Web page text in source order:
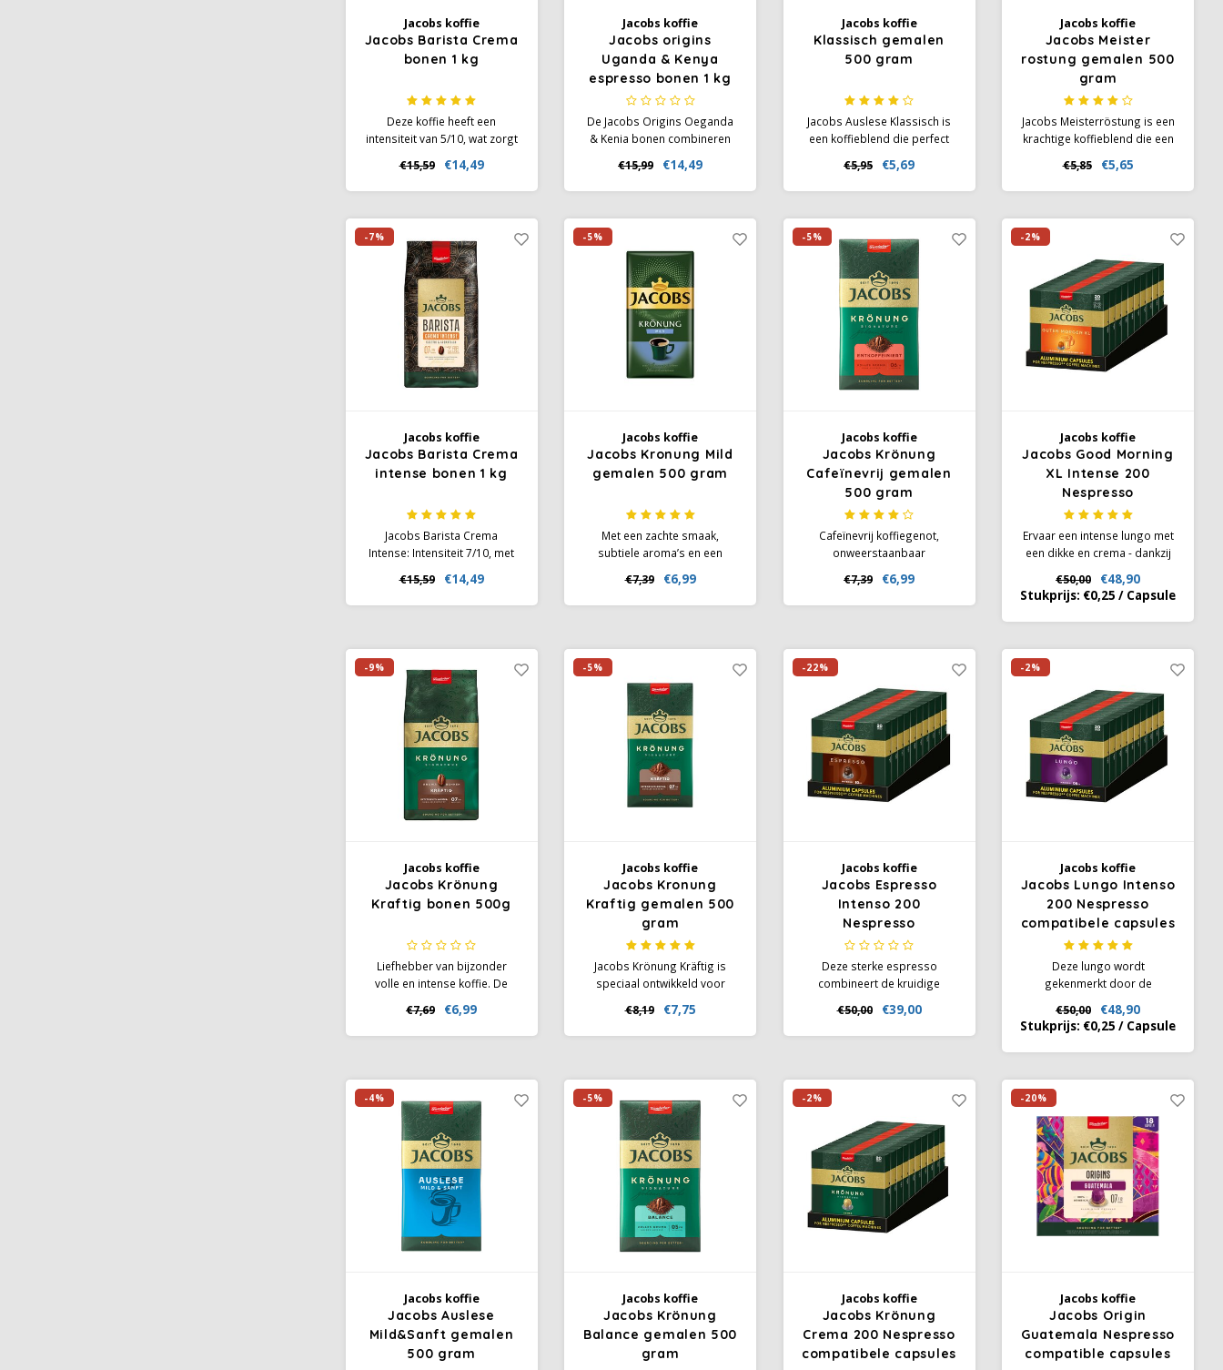
Jacobs koffie
Jacobs Barista Crema
bonen 1 kg
Deze koffie heeft een
intensiteit van 5/10, wat zorgt
uitgebalanceerde
smaakervaring. Het
verfrissende citrus-tonen, die
de koffie een lichte frisheid
geven.
€15,59 €14,49
Jacobs koffie
Jacobs origins
Uganda & Kenya
espresso bonen 1 kg
De Jacobs Origins Oeganda
& Kenia bonen combineren
van Oeganda met de
verfijnde notige en fruitige
uitgebalanceerde koffie viert
de unieke kenmerken van 2
van de gerenommeerde
Afrikaanse koffieregio’s.
€15,99 €14,49
Jacobs koffie
Klassisch gemalen
500 gram
Jacobs Auslese Klassisch is
een koffieblend die perfect
evenwichtige en mild-
aromatische koffie. Met een
deze koffie een fijne balans
van aroma en smaak, zonder
overheersende zuren of
bitterheid.
€5,95 €5,69
Jacobs koffie
Jacobs Meister
rostung gemalen 500
gram
Jacobs Meisterröstung is een
krachtige koffieblend die een
speciaal ontwikkeld voor
koffieliefhebbers die houden
€5,85 €5,65
-7%
Jacobs koffie
Jacobs Barista Crema
intense bonen 1 kg
Jacobs Barista Crema
Intense: Intensiteit 7/10, met
en een vleugje karamel.
Perfect voor filterkoffie,
€15,59 €14,49
-5%
Jacobs koffie
Jacobs Kronung Mild
gemalen 500 gram
Met een zachte smaak,
subtiele aroma’s en een
koffie geschikt voor diverse
zetmethoden en biedt hij een
een kop zwarte koffie, een
romige café crème, of een
latte macchiato
€7,39 €6,99
-5%
Jacobs koffie
Jacobs Krönung
Cafeïnevrij gemalen
500 gram
Cafeïnevrij koffiegenot,
onweerstaanbaar
volledig aromatisch
cafeïnevrij koffiegenot.
€7,39 €6,99
-2%
Jacobs koffie
Jacobs Good Morning
XL Intense 200
Nespresso
compatibele capsules
Ervaar een intense lungo met
een dikke en crema - dankzij
Jacobs, die de aroma's van
de geselecteerde Jacobs
koffiebonen beschermt. Een
hoogwaardige Arabica en
intense Robusta, voor een
extra grote lungo.
€50,00
€48,90
Stukprijs: €0,25 / Capsule
-9%
Jacobs koffie
Jacobs Krönung
Kraftig bonen 500g
Liefhebber van bijzonder
volle en intense koffie. De
intensiviteit kenmerken deze
koffie.
€7,69 €6,99
-5%
Jacobs koffie
Jacobs Kronung
Kraftig gemalen 500
gram
Jacobs Krönung Kräftig is
speciaal ontwikkeld voor
van een intense en krachtige
smaak. Het resultaat is een
€8,19 €7,75
-22%
Jacobs koffie
Jacobs Espresso
Intenso 200
Nespresso
compatibele capsules
- THT 10-08-2026
Deze sterke espresso
combineert de kruidige
zoete en fruitige tonen van
Arabica - de enige manier om
intense afdronk te creëren.
€50,00 €39,00
-2%
Jacobs koffie
Jacobs Lungo Intenso
200 Nespresso
compatibele capsules
Deze lungo wordt
gekenmerkt door de
hoogwaardige Arabica en
Robusta - zo ontwikkelt deze
melange zijn intense, stevige
intense lungo met een dikke
€50,00
€48,90
Stukprijs: €0,25 / Capsule
-4%
Jacobs koffie
Jacobs Auslese
Mild&Sanft gemalen
500 gram
-5%
Jacobs koffie
Jacobs Krönung
Balance gemalen 500
gram
-2%
Jacobs koffie
Jacobs Krönung
Crema 200 Nespresso
compatibele capsules
-20%
Jacobs koffie
Jacobs Origin
Guatemala Nespresso
compatible capsules